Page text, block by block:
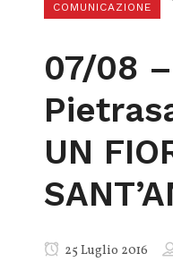
COMUNICAZIONE
07/08 –
UN
25 Luglio 2016